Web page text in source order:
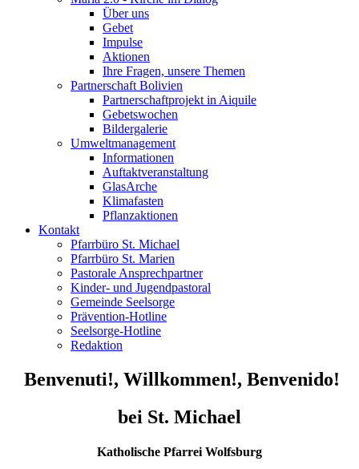
Über uns
Gebet
Impulse
Aktionen
Ihre Fragen, unsere Themen
Partnerschaft Bolivien
Partnerschaftprojekt in Aiquile
Gebetswochen
Bildergalerie
Umweltmanagement
Informationen
Auftaktveranstaltung
GlasArche
Klimafasten
Pflanzaktionen
Kontakt
Pfarrbüro St. Michael
Pfarrbüro St. Marien
Pastorale Ansprechpartner
Kinder- und Jugendpastoral
Gemeinde Seelsorge
Prävention-Hotline
Seelsorge-Hotline
Redaktion
Benvenuti!, Willkommen!, Benvenido!
bei St. Michael
Katholische Pfarrei Wolfsburg